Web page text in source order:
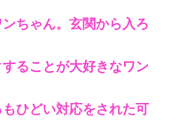
ちゃん。玄関から入ろ
ることが大好きなワン
ひどい対応をされた可